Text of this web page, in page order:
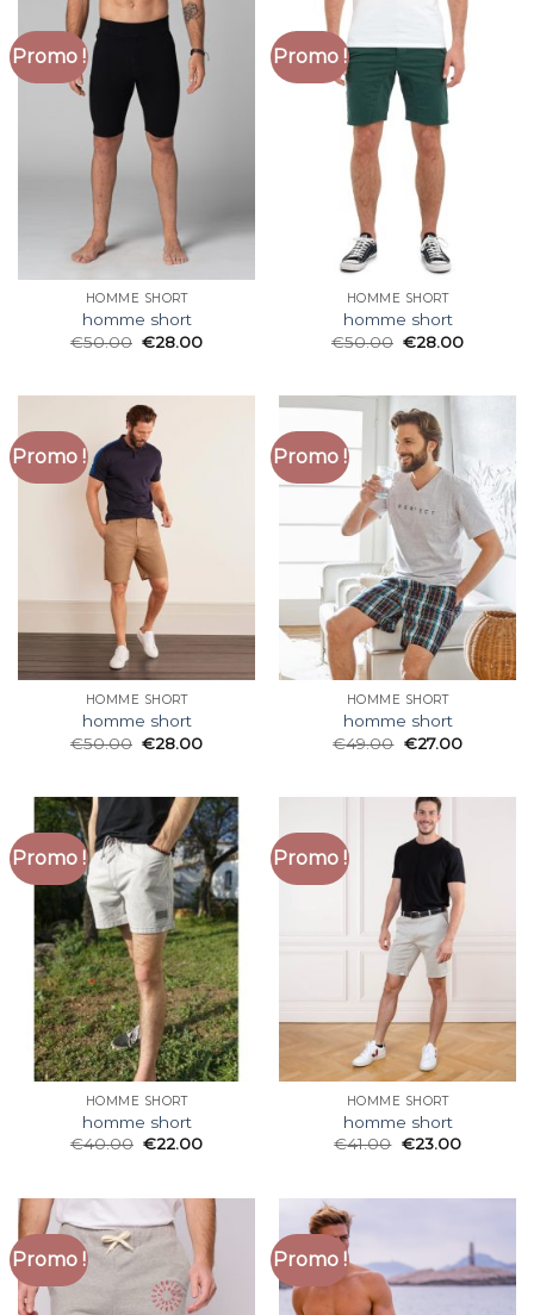
Promo !
HOMME SHORT
homme short
€50.00 €28.00
Promo !
HOMME SHORT
homme short
€50.00 €28.00
Promo !
HOMME SHORT
homme short
€50.00 €28.00
Promo !
HOMME SHORT
homme short
€49.00 €27.00
Promo !
HOMME SHORT
homme short
€40.00 €22.00
Promo !
HOMME SHORT
homme short
€41.00 €23.00
Promo ! Promo !